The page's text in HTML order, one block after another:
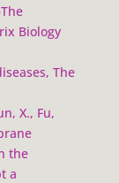
Biology
The
X., Fu,
the
a